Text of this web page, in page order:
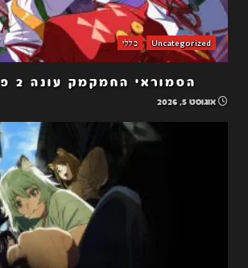
Uncategorized כללי
הסמוראי החמקמק עונה 2 פרקים 3-1
אוגוסט 5, 2026